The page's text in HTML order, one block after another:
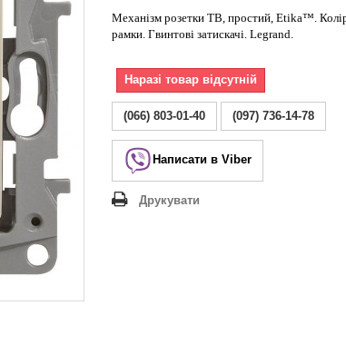
Механізм розетки ТВ, простий, Etika™. Колір
рамки. Гвинтові затискачі. Legrand.
Наразі товар відсутній
(066) 803-01-40 (097) 736-14-78
Написати в Viber
Друкувати